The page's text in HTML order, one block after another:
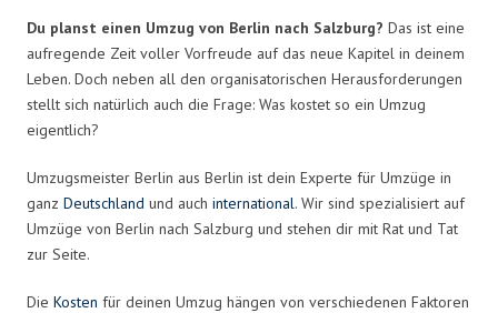
Du planst einen Umzug von Berlin nach Salzburg? Das ist eine
aufregende Zeit voller Vorfreude auf das neue Kapitel in deinem
Leben. Doch neben all den organisatorischen Herausforderungen
stellt sich natürlich auch die Frage: Was kostet so ein Umzug
eigentlich?
Umzugsmeister Berlin aus Berlin ist dein Experte für Umzüge in
ganz Deutschland und auch international. Wir sind spezialisiert auf
Umzüge von Berlin nach Salzburg und stehen dir mit Rat und Tat
zur Seite.
Die Kosten für deinen Umzug hängen von verschiedenen Faktoren